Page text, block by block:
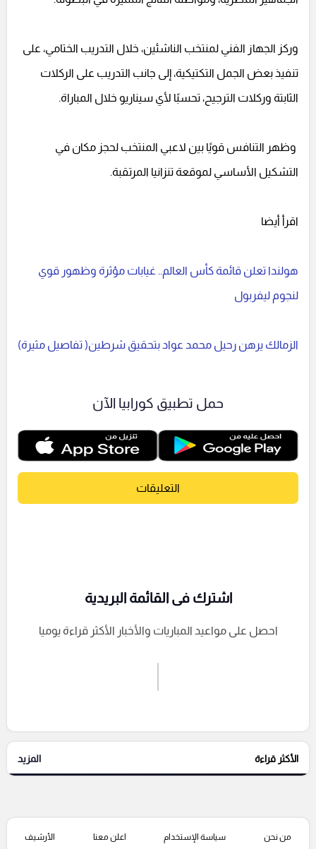
وركز الجهاز الفني لمنتخب الناشئين، خلال التدريب الختامي، على
تنفيذ بعض الجمل التكتيكية، إلى جانب التدريب على الركلات
الثابتة وركلات الترجيح، تحسبًا لأي سيناريو خلال المباراة.
وظهر التنافس قويًا بين لاعبي المنتخب لحجز مكان في
التشكيل الأساسي لموقعة تنزانيا المرتقبة.
اقرأ أيضا
هولندا تعلن قائمة كأس العالم.. غيابات مؤثرة وظهور قوي
لنجوم ليفربول
الزمالك يرهن رحيل محمد عواد بتحقيق شرطين( تفاصيل مثيرة)
حمل تطبيق كورابيا الآن
التعليقات
إرسال تعليق
التعليقات السابقة
اشترك فى القائمة البريدية
احصل على مواعيد المباريات والأخبار الأكثر قراءة يوميا
الأكثر قراءة المزيد
من نحن سياسة الإستخدام اعلن معنا الأرشيف